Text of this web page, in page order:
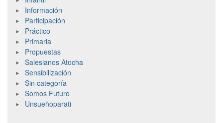
Información
Participación
Práctico
Primaria
Propuestas
Salesianos Atocha
Sensibilización
Sin categoría
Somos Futuro
Unsueñoparati